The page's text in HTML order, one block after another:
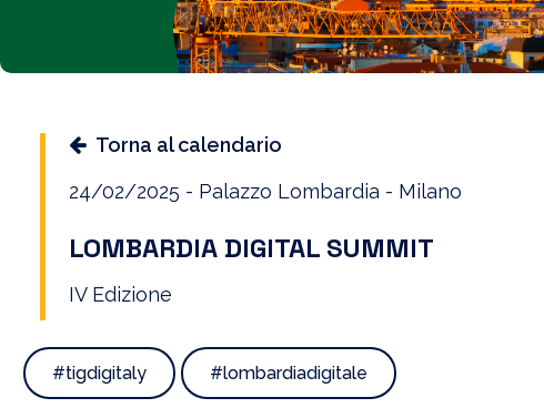
Torna al calendario
24/02/2025 - Palazzo Lombardia - Milano
LOMBARDIA DIGITAL SUMMIT
IV Edizione
#tigdigitaly #lombardiadigitale